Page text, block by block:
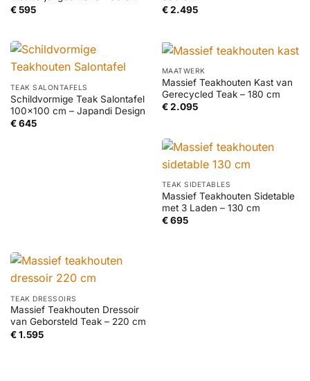
€595
€2.495
TEAK SALONTAFELS
Schildvormige Teak Salontafel
100×100 cm – Japandi Design
€645
MAATWERK
Massief Teakhouten Kast van
Gerecycled Teak – 180 cm
€2.095
TEAK SIDETABLES
Massief Teakhouten Sidetable
met 3 Laden – 130 cm
€695
TEAK DRESSOIRS
Massief Teakhouten Dressoir
van Geborsteld Teak – 220 cm
€1.595